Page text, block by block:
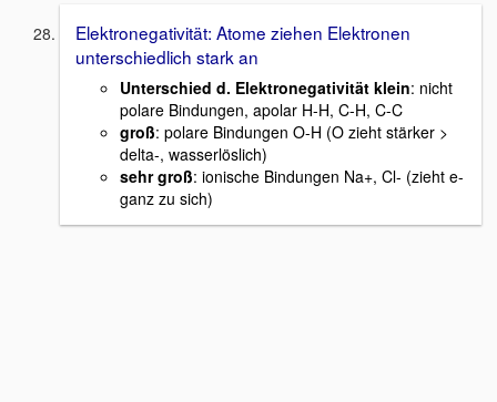
Elektronegativität: Atome ziehen Elektronen
unterschiedlich stark an
Unterschied d. Elektronegativität klein: nicht
polare Bindungen, apolar H-H, C-H, C-C
groß: polare Bindungen O-H (O zieht stärker >
delta-, wasserlöslich)
sehr groß: ionische Bindungen Na+, Cl- (zieht e-
ganz zu sich)